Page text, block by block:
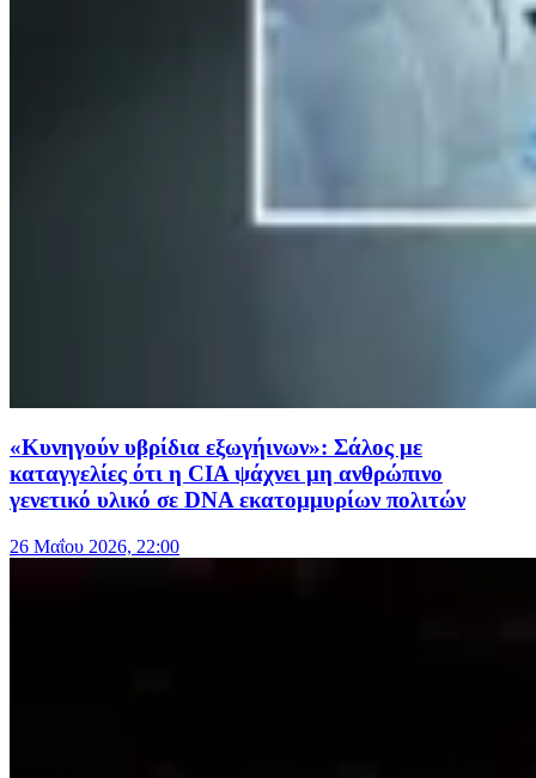
«Κυνηγούν υβρίδια εξωγήινων»: Σάλος με
καταγγελίες ότι η CIA ψάχνει μη ανθρώπινο
γενετικό υλικό σε DNA εκατομμυρίων πολιτών
26 Μαΐου 2026, 22:00